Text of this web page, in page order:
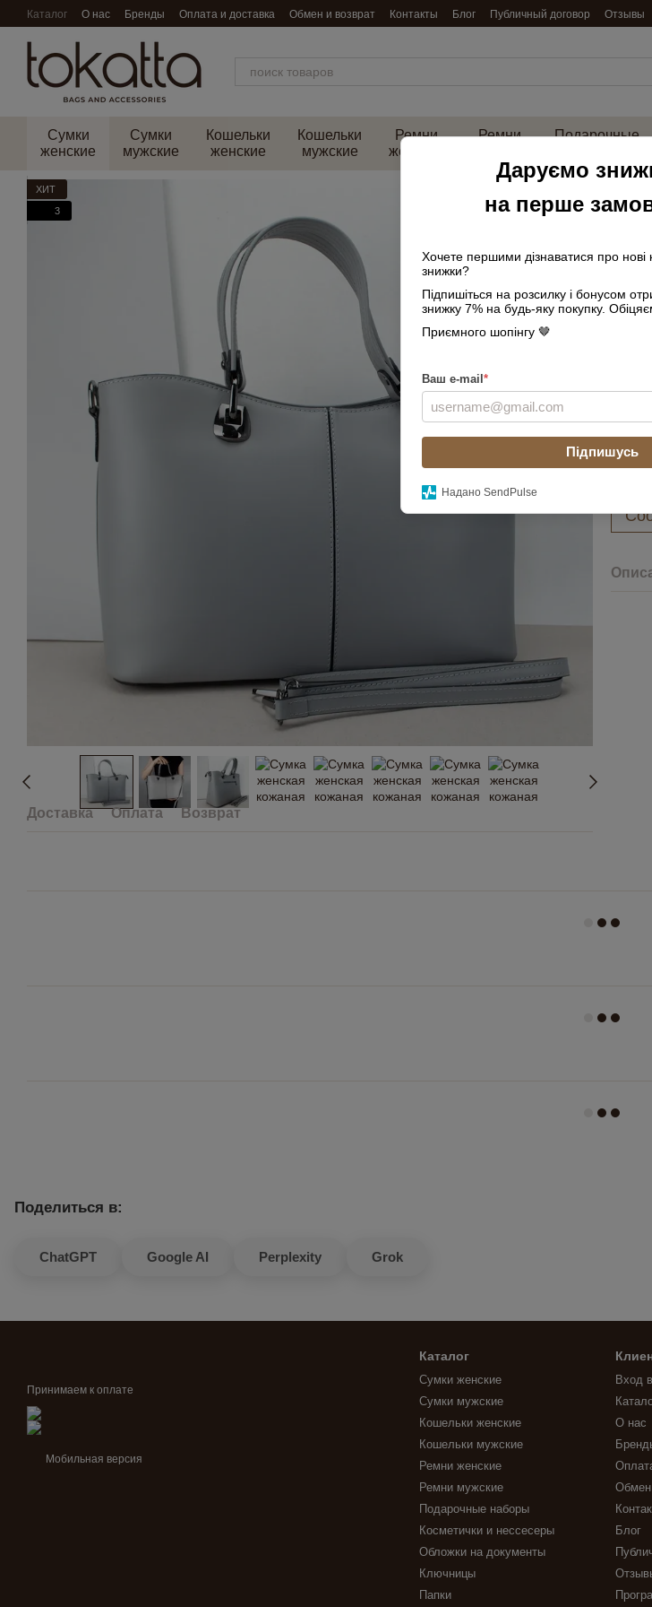
Перейти к основному контенту
Даруємо
на перше
Хочете першими дізнаватися про нові
знижки?
Підпишіться на розсилку і бонусом
знижку 7% на будь-яку покупку.
Приємного шопінгу 🤎
Ваш e-mail *
Підпишусь
Надано SendPulse
Каталог О нас Бренды Оплата и доставка Обмен и возврат Контакты Блог Публичный договор Отзывы
Сумки
женские
Сумки
мужские
Кошельки
женские
Кошельки
мужские
Ремни
женские
Ремни
Подарочные
ХИТ
3
Доставка Оплата Возврат
Сумка
Нет в
Поделиться в:
ChatGPT Google AI Perplexity Grok
Принимаем к оплате
Мобильная версия
Каталог
Сумки женские
Сумки мужские
Кошельки женские
Кошельки мужские
Ремни женские
Ремни мужские
Подарочные наборы
Косметички и нессесеры
Обложки на документы
Ключницы
Папки
Вход
О нас
Обмен
Блог